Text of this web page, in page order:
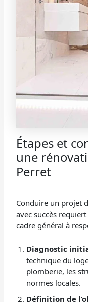
Étapes et
une
Perret
Conduire un projet
avec succès
cadre général à
Diagnostic
technique du
plomberie, les
normes locales.
Définition de